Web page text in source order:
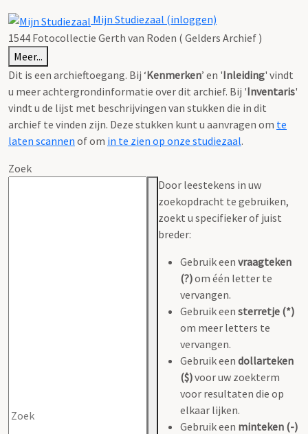
Mijn Studiezaal (inloggen)
1544 Fotocollectie Gerth van Roden ( Gelders Archief )
Meer...
Dit is een archieftoegang. Bij ‘Kenmerken’ en 'Inleiding' vindt
u meer achtergrondinformatie over dit archief. Bij 'Inventaris'
vindt u de lijst met beschrijvingen van stukken die in dit
archief te vinden zijn. Deze stukken kunt u aanvragen om te
laten scannen of om in te zien op onze studiezaal.
Zoek
Door leestekens in uw
zoekopdracht te gebruiken,
zoekt u specifieker of juist
breder:
Gebruik een vraagteken
(?)om één letter te
vervangen.
Gebruik een sterretje (*)
om meer letters te
vervangen.
Gebruik een dollarteken
($)voor uw zoekterm
voor resultaten die op
elkaar lijken.
Gebruik een minteken (-)